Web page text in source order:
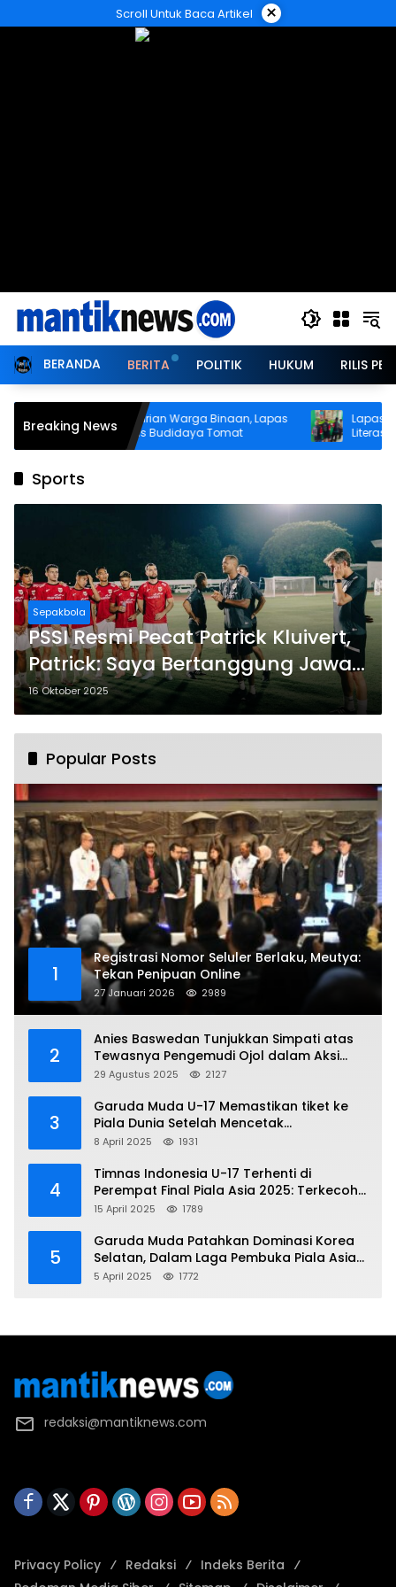
ke
Scroll Untuk Baca Artikel ×
BERANDA BERITA POLITIK HUKUM RILIS
Breaking News
Bina Kemandirian Warga Binaan, Lapas
Wahai Perluas Budidaya Tomat
Lapas
Literasi
Perpustakaan
Sports
Sepakbola
PSSI Resmi Pecat Patrick Kluivert,
Patrick: Saya Bertanggung Jawab
Penuh
16 Oktober 2025
Popular Posts
1
Registrasi Nomor Seluler Berlaku, Meutya:
Tekan Penipuan Online
27 Januari 2026 2989
2
Anies Baswedan Tunjukkan Simpati atas
Tewasnya Pengemudi Ojol dalam Aksi
Demo
29 Agustus 2025 2127
3
Garuda Muda U-17 Memastikan tiket ke
Piala Dunia Setelah Mencetak
Kemenangan Gemilang atas Yaman 4-1 di
8 April 2025 1931
4
Timnas Indonesia U-17 Terhenti di
Perempat Final Piala Asia 2025: Terkecoh
Korea Utara
15 April 2025 1789
5
Garuda Muda Patahkan Dominasi Korea
Selatan, Dalam Laga Pembuka Piala Asia
2025 U-17
5 April 2025 1772
redaksi@mantiknews.com
Privacy Policy Redaksi
Indeks Berita